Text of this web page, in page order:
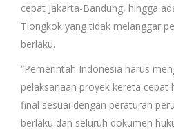
cepat Jakarta-Bandung, hingga
Tiongkok yang tidak melanggar
berlaku.
“Pemerintah Indonesia harus
pelaksanaan proyek kereta cepat
final sesuai dengan peraturan
berlaku dan seluruh dokumen